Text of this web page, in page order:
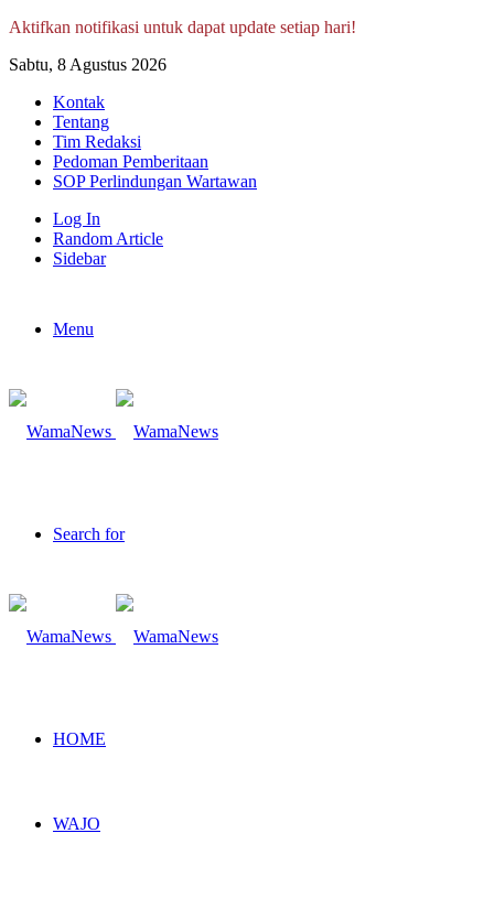
Aktifkan notifikasi untuk dapat update setiap hari!
Sabtu, 8 Agustus 2026
Kontak
Tentang
Tim Redaksi
Pedoman Pemberitaan
SOP Perlindungan Wartawan
Log In
Random Article
Sidebar
Menu
Search for
HOME
WAJO